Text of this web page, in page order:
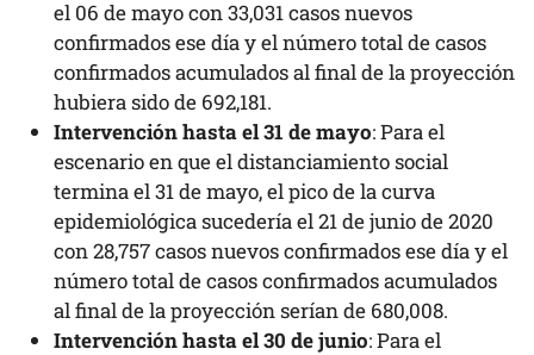
el 06 de mayo con 33,031 casos nuevos
confirmados ese día y el número total de casos
confirmados acumulados al final de la proyección
hubiera sido de 692,181.
Intervención hasta el 31 de mayo: Para el
escenario en que el distanciamiento social
termina el 31 de mayo, el pico de la curva
epidemiológica sucedería el 21 de junio de 2020
con 28,757 casos nuevos confirmados ese día y el
número total de casos confirmados acumulados
al final de la proyección serían de 680,008.
Intervención hasta el 30 de junio: Para el